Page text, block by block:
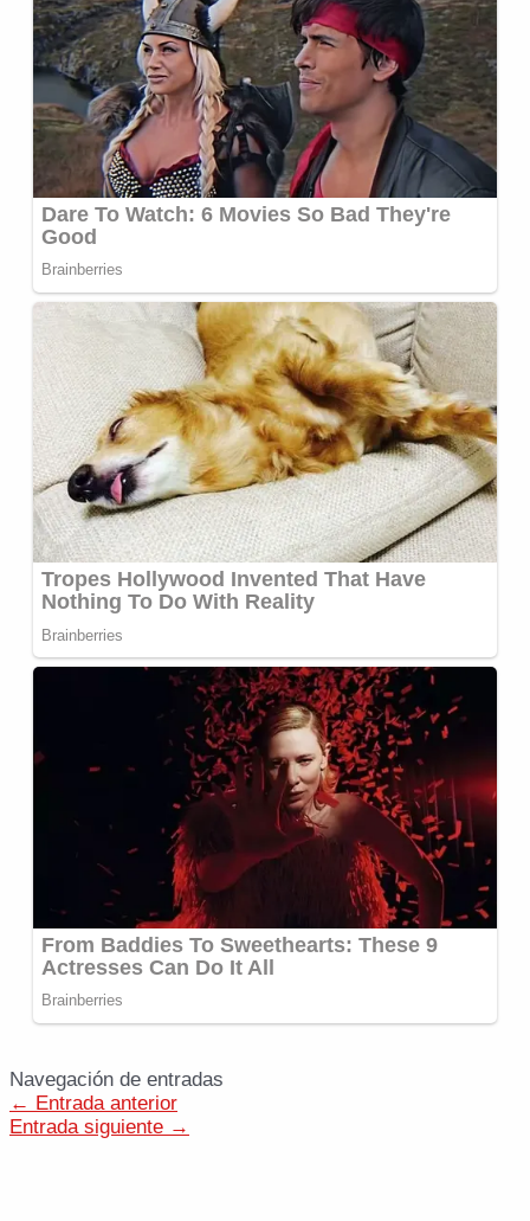
Navegación de entradas
← Entrada anterior
Entrada siguiente →